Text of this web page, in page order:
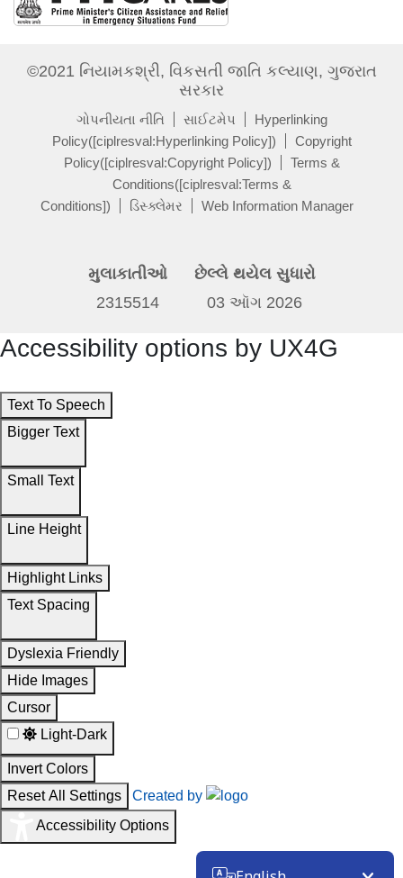
©2021 નિયામકશ્રી, વિકસતી જાતિ કલ્યાણ, ગુજરાત
સરકાર
ગોપનીયતા નીતિ સાઈટમેપ
Hyperlinking
Policy([ciplresval:Hyperlinking Policy])
Copyright
Policy([ciplresval:Copyright Policy])
Terms &
Conditions([ciplresval:Terms &
Conditions])
ડિસ્ક્લેમર Web Information Manager
મુલાકાતીઓ
2315514
છેલ્લે થયેલ સુધારો
03 ઑગ 2026
Accessibility options by UX4G
Text To Speech
Bigger Text
Small Text
Line Height
Highlight Links
Text Spacing
Dyslexia Friendly
Hide Images
Cursor
Light-Dark
Invert Colors
Reset All Settings
Created by
Accessibility Options